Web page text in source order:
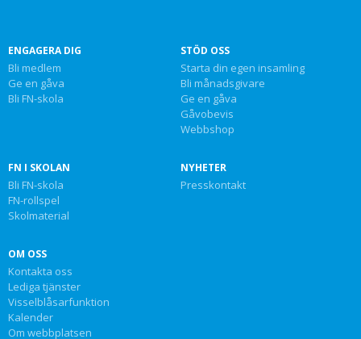
ENGAGERA DIG
Bli medlem
Ge en gåva
Bli FN-skola
STÖD OSS
Starta din egen insamling
Bli månadsgivare
Ge en gåva
Gåvobevis
Webbshop
FN I SKOLAN
Bli FN-skola
FN-rollspel
Skolmaterial
NYHETER
Presskontakt
OM OSS
Kontakta oss
Lediga tjänster
Visselblåsarfunktion
Kalender
Om webbplatsen